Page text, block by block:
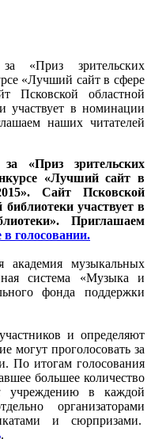
за «Приз зрительских
«Лучший сайт в сфере
Псковской областной
участвует в номинации
наших читателей
за «Приз зрительских
«Лучший сайт в
Сайт Псковской
библиотеки участвует в
Приглашаем
в голосовании.
академия музыкальных
система «Музыка и
фонда поддержки
и определяют
могут проголосовать за
По итогам голосования
большее количество
учреждению в каждой
организаторами
и сюрпризами.
.